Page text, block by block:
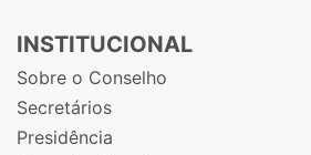
INSTITUCIONAL
Sobre o Conselho
Secretários
Presidência